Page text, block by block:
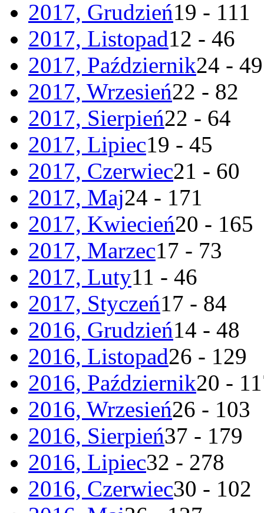
2017, Grudzień19 - 111
2017, Listopad12 - 46
2017, Październik24 - 49
2017, Wrzesień22 - 82
2017, Sierpień22 - 64
2017, Lipiec19 - 45
2017, Czerwiec21 - 60
2017, Maj24 - 171
2017, Kwiecień20 - 165
2017, Marzec17 - 73
2017, Luty11 - 46
2017, Styczeń17 - 84
2016, Grudzień14 - 48
2016, Listopad26 - 129
2016, Październik20 -
2016, Wrzesień26 - 103
2016, Sierpień37 - 179
2016, Lipiec32 - 278
2016, Czerwiec30 - 102